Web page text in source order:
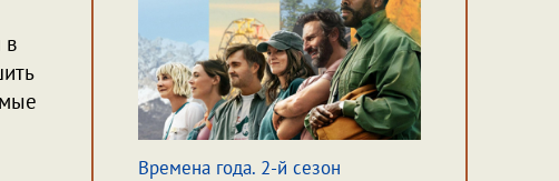
в
Времена года. 2-й сезон